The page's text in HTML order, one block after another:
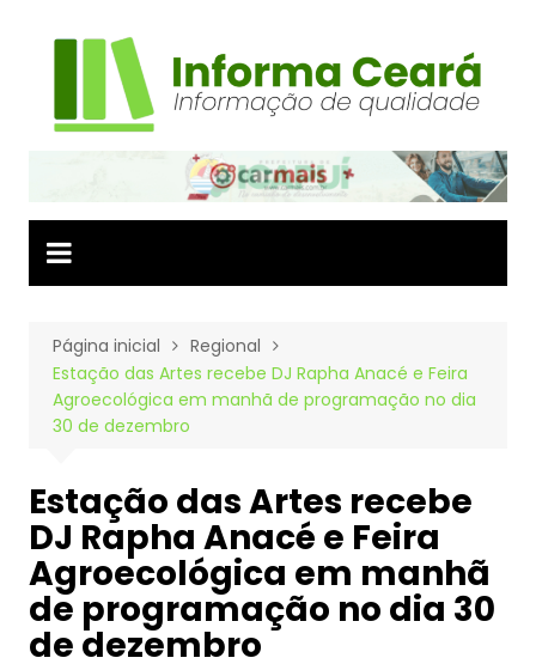
Página inicial
Regional
Estação das Artes recebe DJ Rapha Anacé e Feira
Agroecológica em manhã de programação no dia
30 de dezembro
Estação das Artes recebe
DJ Rapha Anacé e Feira
Agroecológica em manhã
de programação no dia 30
de dezembro